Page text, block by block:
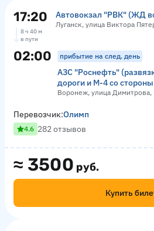
17:20 Автовокзал "РВК" (ЖД
Луганск, улица Виктора
8 ч 40 м
в пути
02:00 прибытие на след. день
АЗС "Роснефть"
дороги и М-4 со
Воронеж, улица Димитрова,
≈ 3500 руб.
Купить
Перевозчик:Олимп
4.6 282 отзывов